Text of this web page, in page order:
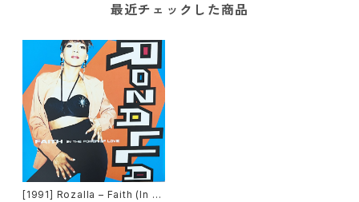
最近チェックした商品
[1991] Rozalla – Faith (In T